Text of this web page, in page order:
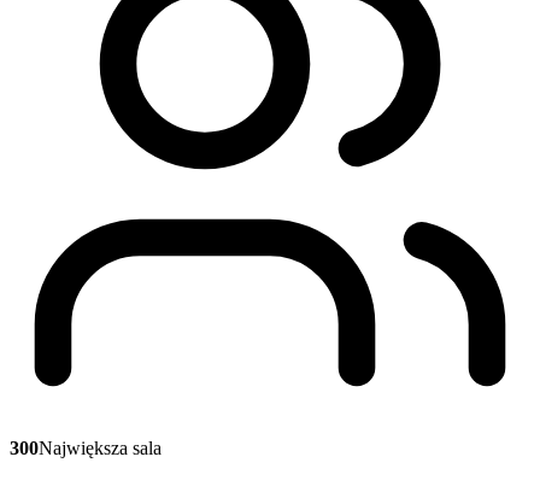
300Największa sala